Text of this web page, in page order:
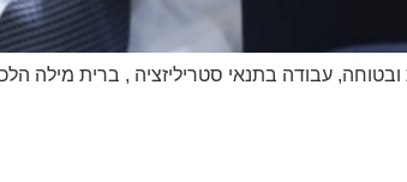
עבודה בתנאי סטריליזציה , ברית מילה